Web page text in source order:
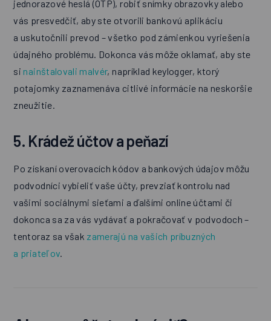
jednorazové heslá (OTP), robiť snímky obrazovky alebo
vás presvedčiť, aby ste otvorili bankovú aplikáciu
a uskutočnili prevod – všetko pod zámienkou vyriešenia
údajného problému. Dokonca vás môže oklamať, aby ste
sinainštalovali malvér, napríklad keylogger, ktorý
potajomky zaznamenáva citlivé informácie na neskoršie
zneužitie.
5. Krádež účtov a peňazí
Po získaní overovacích kódov a bankových údajov môžu
podvodníci vybieliť vaše účty, prevziať kontrolu nad
vašimi sociálnymi sieťami a ďalšími online účtami či
dokonca sa za vás vydávať a pokračovať v podvodoch –
tentoraz sa však zamerajú na vašich príbuzných
a priateľov.